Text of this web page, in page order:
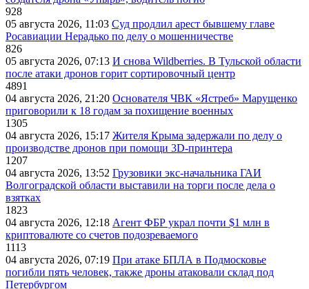
928
05 августа 2026, 11:03 Суд продлил арест бывшему главе
Росавиации Нерадько по делу о мошенничестве
826
05 августа 2026, 07:13 И снова Wildberries. В Тульской области
после атаки дронов горит сортировочный центр
4891
04 августа 2026, 21:20 Основателя ЧВК «Ястреб» Марущенко
приговорили к 18 годам за похищение военных
1305
04 августа 2026, 15:17 Жителя Крыма задержали по делу о
производстве дронов при помощи 3D‑принтера
1207
04 августа 2026, 13:52 Грузовики экс-начальника ГАИ
Волгоградской области выставили на торги после дела о
взятках
1823
04 августа 2026, 12:18 Агент ФБР украл почти $1 млн в
криптовалюте со счетов подозреваемого
1113
04 августа 2026, 07:19 При атаке БПЛА в Подмосковье
погибли пять человек, также дроны атаковали склад под
Петербургом